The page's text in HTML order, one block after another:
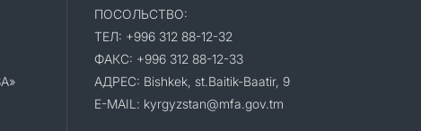
ПОСОЛЬСТВО:
ТЕЛ: +996 312 88-12-32
ФАКС: +996 312 88-12-33
АДРЕС: Bishkek, st.Baitik-Baatir, 9
E-MAIL: kyrgyzstan@mfa.gov.tm